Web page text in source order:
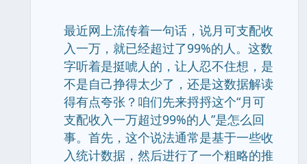
最近网上流传着一句话，说月可支配收
入一万，就已经超过了99%的人。这数
字听着是挺唬人的，让人忍不住想，是
不是自己挣得太少了，还是这数据解读
得有点夸张？咱们先来捋捋这个“月可
支配收入一万超过99%的人”是怎么回
事。首先，这个说法通常是基于一些收
入统计数据，然后进行了一个粗略的推